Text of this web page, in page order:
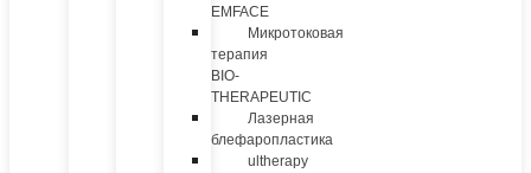
EMFACE
Микротоковая
терапия
BIO-
THERAPEUTIC
Лазерная
блефаропластика
ultherapy